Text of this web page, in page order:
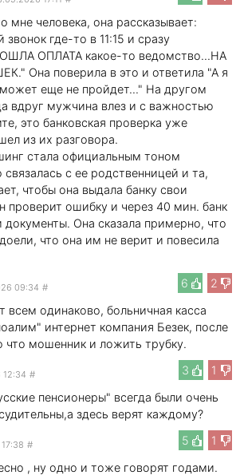
мне человека, она рассказывает:
где-то в 11:15 и сразу
ОПЛАТА какое-то ведомство...НА
Она поверила в это и ответила "А я
еще не пройдет..." На другом
вдруг мужчина влез и с важностью
это банковская проверка уже
из их разговора.
стала официальным тоном
связалась с ее родственницей и та,
чтобы она выдала банку свои
проверит ошибку и через 40 мин. банк
документы. Она сказала примерно, что
что она им не верит и повесила
6
2
09:34 #
всем одинаково, больничная касса
интернет компания Безек, после
что мошенник и ложить трубку.
3
1
12:34 #
пенсионеры" всегда были очень
здесь верят каждому?
5
1
#
, ну одно и тоже говорят годами.